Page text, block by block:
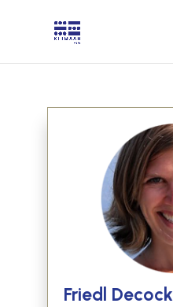
Friedl Decock